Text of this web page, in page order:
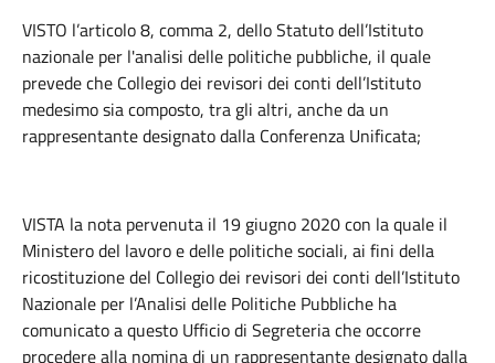
VISTO l’articolo 8, comma 2, dello Statuto dell’Istituto
nazionale per l'analisi delle politiche pubbliche, il quale
prevede che Collegio dei revisori dei conti dell’Istituto
medesimo sia composto, tra gli altri, anche da un
rappresentante designato dalla Conferenza Unificata;
VISTA la nota pervenuta il 19 giugno 2020 con la quale il
Ministero del lavoro e delle politiche sociali, ai fini della
ricostituzione del Collegio dei revisori dei conti dell’Istituto
Nazionale per l’Analisi delle Politiche Pubbliche ha
comunicato a questo Ufficio di Segreteria che occorre
procedere alla nomina di un rappresentante designato dalla